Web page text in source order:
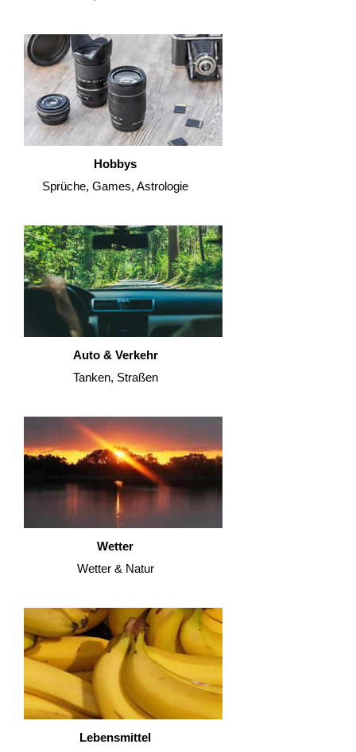
Hobbys
Sprüche, Games, Astrologie
Auto & Verkehr
Tanken, Straßen
Wetter
Wetter & Natur
Lebensmittel